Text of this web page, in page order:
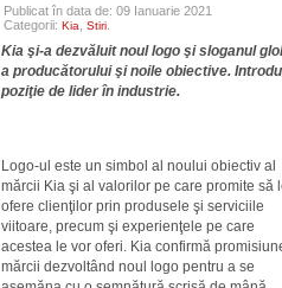
Publicat în data de: 09 Ianuarie 2021
Categorii: Kia Stiri
Kia şi-a dezvăluit noul logo şi sloganul
a producătorului şi noile obiective.
poziţie de lider în industrie.
Logo-ul este un simbol al noului obiectiv al
mărcii Kia şi al valorilor pe care promite să
ofere clienţilor prin produsele şi serviciile
viitoare, precum şi experienţele pe care
acestea le vor oferi. Kia confirmă
mărcii dezvoltând noul logo pentru a se